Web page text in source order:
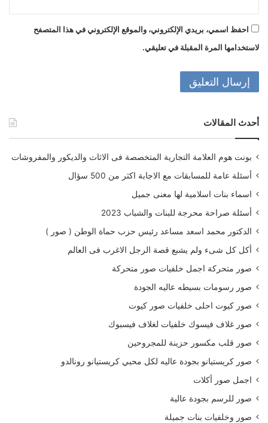
احفظ اسمي، بريدي الإلكتروني، والموقع الإلكتروني في هذا المتصفح
لاستخدامها المرة المقبلة في تعليقي.
أحدث المقالات
بونت هوم العلامة التجارية المتخصصة فى الاثاث والديكور والمفروشات
أسئلة عامة للمسابقات مع الاجابة اكثر من 500 سؤال
اسماء بنات اسلامية لها معنى جميل
أسئلة صراحة محرجة للبنات والشباب 2023
الدكتور محمد اسعد مساعد رئيس حزب حماة الوطن ( صور )
أكل كل شىء ولم يشبع قصة الرجل الاغرب فى العالم
صور متحركة اجمل خلفيات صور متحركة
صور رسومات بسيطه عاليه الجودة
صور كيوت احلى خلفيات صور كيوت
صور غلاف فيسوك خلفيات لغلاف فيسبوك
صور قلب مكسور حزينة للمجروحين
صور كريستيانو بجودة عاليه لكل محبي كريستيانو رونالدو
اجمل صور أكلات
صور للرسم بجودة عالية
صور وخلفيات بنات جميلة